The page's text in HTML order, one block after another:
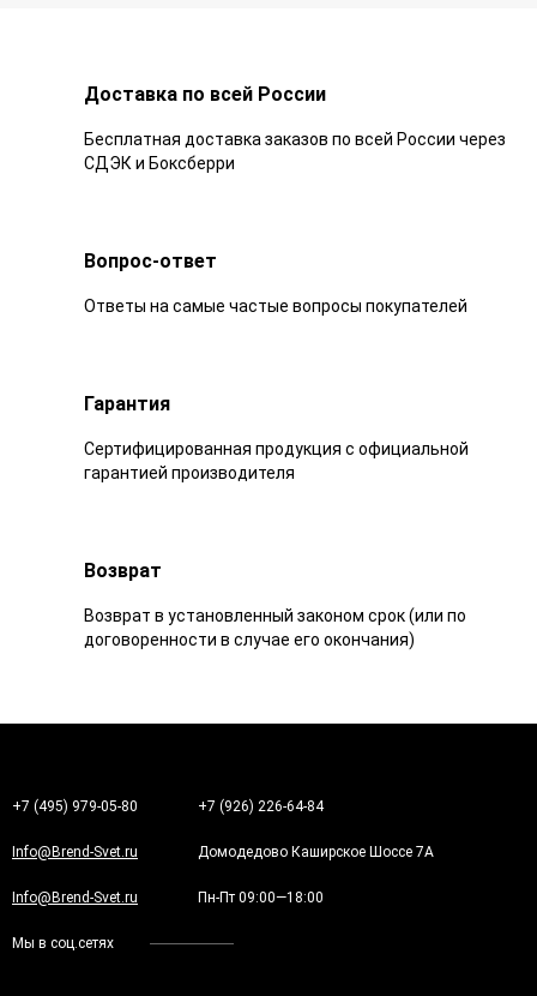
Доставка по всей России
Бесплатная доставка заказов по всей России через
СДЭК и Боксберри
Вопрос-ответ
Ответы на самые частые вопросы покупателей
Гарантия
Сертифицированная продукция с официальной
гарантией производителя
Возврат
Возврат в установленный законом срок (или по
договоренности в случае его окончания)
+7 (495) 979-05-80 +7 (926) 226-64-84
Info@Brend-Svet.ru Домодедово Каширское Шоссе 7А
Info@Brend-Svet.ru Пн-Пт 09:00—18:00
Мы в соц.сетях